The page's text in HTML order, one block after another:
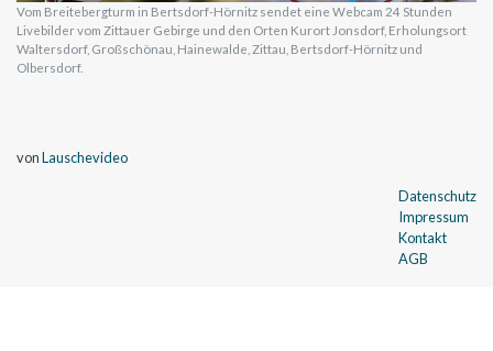
Vom Breitebergturm in Bertsdorf-Hörnitz sendet eine Webcam 24 Stunden
Livebilder vom Zittauer Gebirge und den Orten Kurort Jonsdorf, Erholungsort
Waltersdorf, Großschönau, Hainewalde, Zittau, Bertsdorf-Hörnitz und
Olbersdorf.
vonLauschevideo
Datenschutz
Impressum
Kontakt
AGB